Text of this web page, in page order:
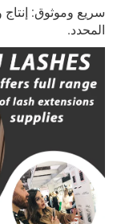
سريع وموثوق:
المحدد.